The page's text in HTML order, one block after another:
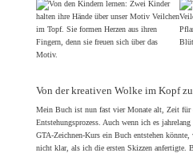
Von der kreativen Wolke im Kopf
Mein Buch ist nun fast vier Monate alt, Zeit für
Entstehungsprozess. Auch wenn ich es
GTA-Zeichnen-Kurs ein Buch entstehen
nicht klar, als ich die ersten Skizzen anfertigte.